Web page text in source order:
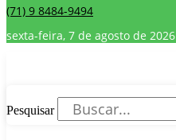
(71) 9 8484-9494
sexta-feira, 7 de agosto de 2026
Pesquisar